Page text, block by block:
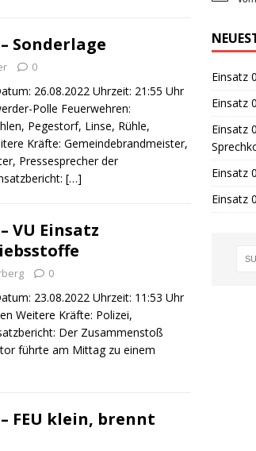
Sonderlage
0
26.08.2022 Uhrzeit: 21:55 Uhr
Polle Feuerwehren:
Pegestorf, Linse, Rühle,
Kräfte: Gemeindebrandmeister,
Pressesprecher der
[…]
VU Einsatz
0
23.08.2022 Uhrzeit: 11:53 Uhr
Weitere Kräfte: Polizei,
Der Zusammenstoß
führte am Mittag zu einem
– FEU klein, brennt
w
e
sEinsatz
Einsatz
Einsatz
Einsatz
Einsatz